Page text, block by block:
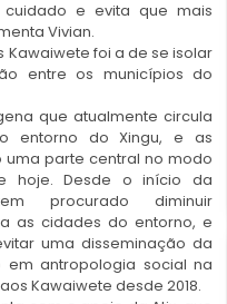
e evita que mais
Vivian.
foi a de se isolar
entre os municípios do
que atualmente circula
entorno do Xingu, e as
parte central no modo
hoje. Desde o início da
procurado diminuir
as cidades do entorno, e
uma disseminação da
em antropologia social na
Kawaiwete desde 2018.